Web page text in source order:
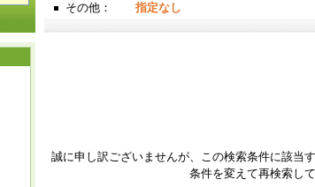
その他：
指定なし
誠に申し訳ございませんが、この検索条件に該当
条件を変えて再検索して